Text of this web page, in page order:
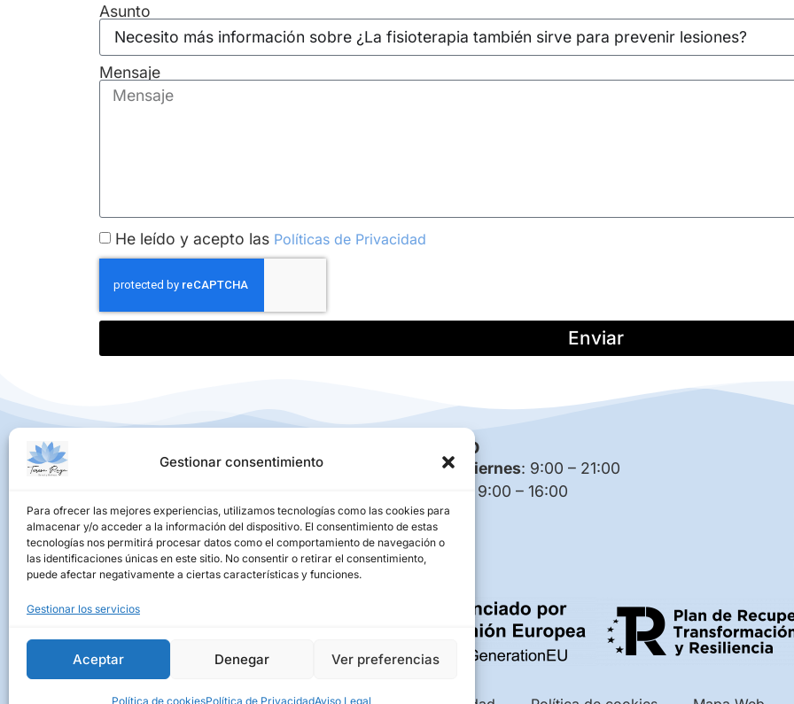
Gestionar consentimiento
Para ofrecer las mejores experiencias, utilizamos tecnologías como las cookies para
almacenar y/o acceder a la información del dispositivo. El consentimiento de estas
tecnologías nos permitirá procesar datos como el comportamiento de navegación o
las identificaciones únicas en este sitio. No consentir o retirar el consentimiento,
puede afectar negativamente a ciertas características y funciones.
Gestionar los servicios
Aceptar Denegar Ver preferencias
Política de cookiesPolítica de PrivacidadAviso Legal
Asunto
Mensaje
He leído y acepto las Políticas de Privacidad
Enviar
Centre de Salut Teresa Raya
C/ Pau Font de Rubinat, 34
Horario
Lunes a viernes: 9:00 – 21:00
9:00 – 16:00